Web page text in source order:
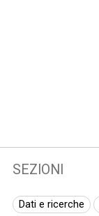
SEZIONI
Dati e ricerche